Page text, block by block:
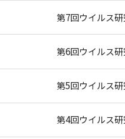
第7回ウイルス
第6回ウイルス
第5回ウイルス
第4回ウイルス